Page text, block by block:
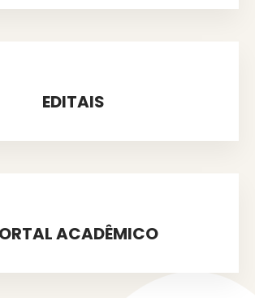
EDITAIS
ACADÊMICO